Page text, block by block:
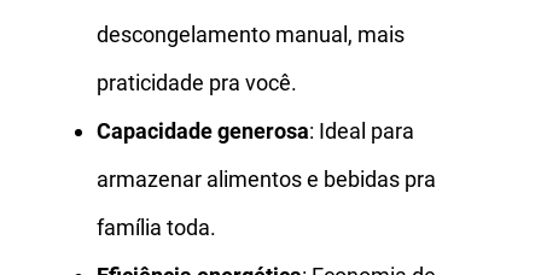
descongelamento manual, mais
praticidade pra você.
Capacidade generosa: Ideal para
armazenar alimentos e bebidas pra
família toda.